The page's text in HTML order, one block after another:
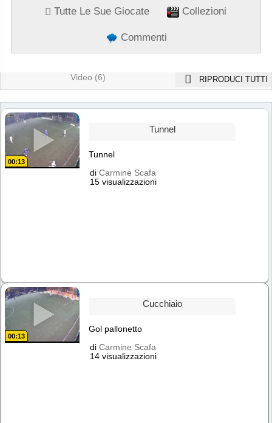
Tutte Le Sue Giocate Collezioni
Commenti
Video (6) RIPRODUCI TUTTI
00:13
Tunnel
Tunnel
di Carmine Scafa
15 visualizzazioni
00:13
Cucchiaio
Gol pallonetto
di Carmine Scafa
14 visualizzazioni